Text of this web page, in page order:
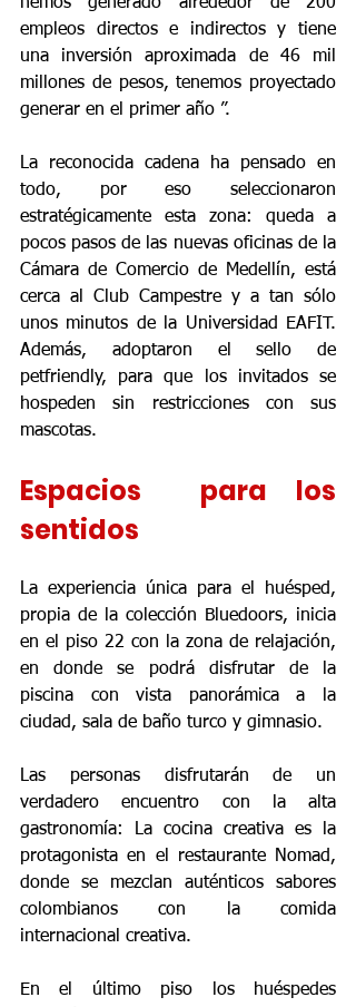
empleos directos e indirectos y tiene
una inversión aproximada de 46 mil
millones de pesos, tenemos proyectado
generar en el primer año ”.
La reconocida cadena ha pensado en
todo, por eso seleccionaron
estratégicamente esta zona: queda a
pocos pasos de las nuevas oficinas de la
Cámara de Comercio de Medellín, está
cerca al Club Campestre y a tan sólo
unos minutos de la Universidad EAFIT.
Además, adoptaron el sello de
petfriendly, para que los invitados se
hospeden sin restricciones con sus
mascotas.
Espacios  para los
sentidos
La experiencia única para el huésped,
propia de la colección Bluedoors, inicia
en el piso 22 con la zona de relajación,
en donde se podrá disfrutar de la
piscina con vista panorámica a la
ciudad, sala de baño turco y gimnasio.
Las personas disfrutarán de un
verdadero encuentro con la alta
gastronomía: La cocina creativa es la
protagonista en el restaurante Nomad,
donde se mezclan auténticos sabores
colombianos con la comida
internacional creativa.
En el último piso los huéspedes